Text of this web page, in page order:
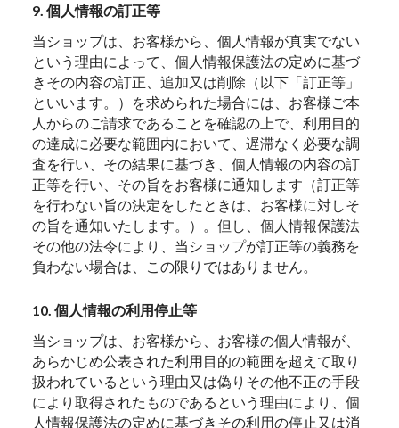
9. 個人情報の訂正等
当ショップは、お客様から、個人情報が真実でない
という理由によって、個人情報保護法の定めに基づ
きその内容の訂正、追加又は削除（以下「訂正等」
といいます。）を求められた場合には、お客様ご本
人からのご請求であることを確認の上で、利用目的
の達成に必要な範囲内において、遅滞なく必要な調
査を行い、その結果に基づき、個人情報の内容の訂
正等を行い、その旨をお客様に通知します（訂正等
を行わない旨の決定をしたときは、お客様に対しそ
の旨を通知いたします。）。但し、個人情報保護法
その他の法令により、当ショップが訂正等の義務を
負わない場合は、この限りではありません。
10. 個人情報の利用停止等
当ショップは、お客様から、お客様の個人情報が、
あらかじめ公表された利用目的の範囲を超えて取り
扱われているという理由又は偽りその他不正の手段
により取得されたものであるという理由により、個
人情報保護法の定めに基づきその利用の停止又は消